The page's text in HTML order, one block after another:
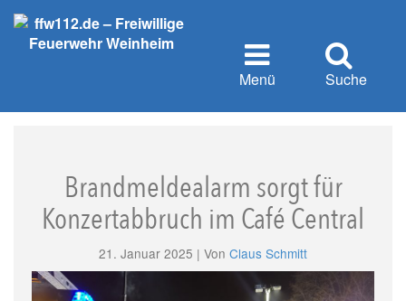
Menü Suche
Brandmeldealarm sorgt für
Konzertabbruch im Café Central
21. Januar 2025 | Von Claus Schmitt